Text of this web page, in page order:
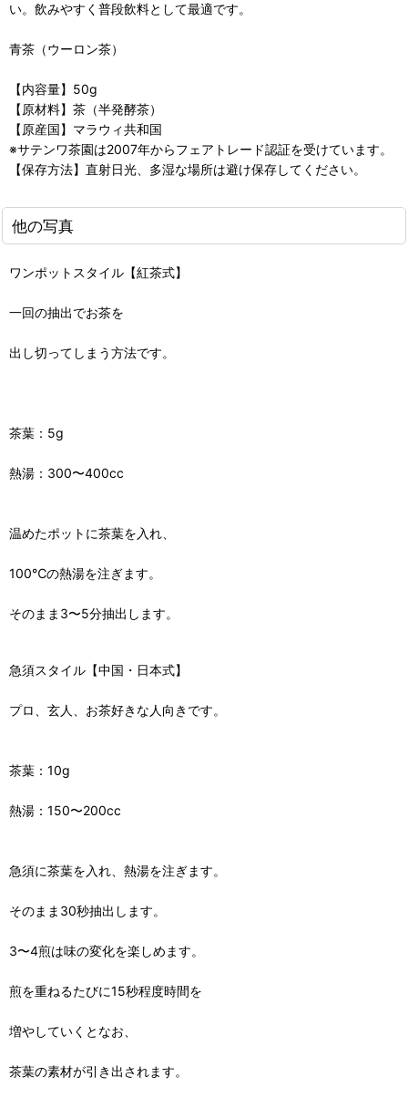
い。飲みやすく普段飲料として最適です。
青茶（ウーロン茶）
【内容量】50g
【原材料】茶（半発酵茶）
【原産国】マラウィ共和国
※サテンワ茶園は2007年からフェアトレード認証を受けています。
【保存方法】直射日光、多湿な場所は避け保存してください。
他の写真
ワンポットスタイル【紅茶式】
一回の抽出でお茶を
出し切ってしまう方法です。
茶葉：5g
熱湯：300〜400cc
温めたポットに茶葉を入れ、
100℃の熱湯を注ぎます。
そのまま3〜5分抽出します。
急須スタイル【中国・日本式】
プロ、玄人、お茶好きな人向きです。
茶葉：10g
熱湯：150〜200cc
急須に茶葉を入れ、熱湯を注ぎます。
そのまま30秒抽出します。
3〜4煎は味の変化を楽しめます。
煎を重ねるたびに15秒程度時間を
増やしていくとなお、
茶葉の素材が引き出されます。